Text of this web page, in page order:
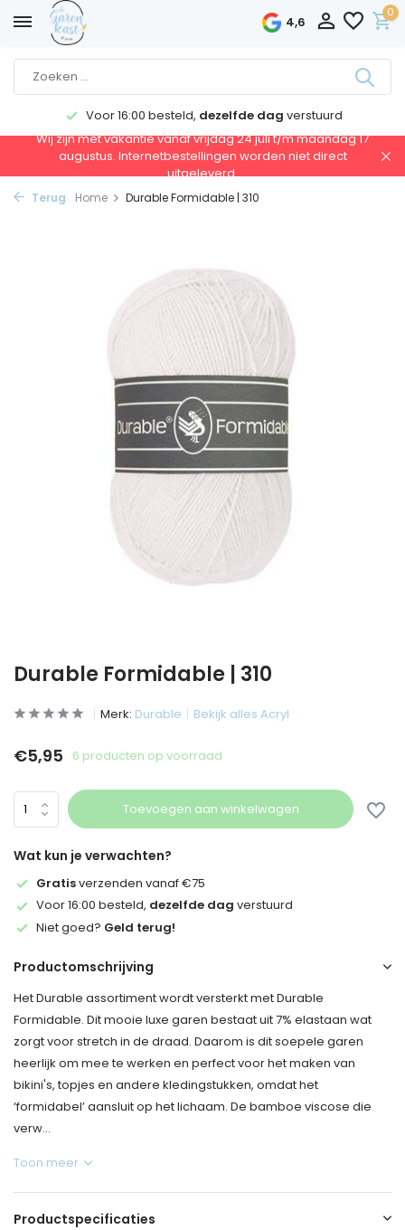
4,6
0
Voor 16:00 besteld, dezelfde dag verstuurd
Wij zijn met vakantie vanaf vrijdag 24 juli t/m maandag 17
augustus. Internetbestellingen worden niet direct
uitgeleverd.
Terug Home Durable Formidable | 310
Durable Formidable | 310
Merk: Durable Bekijk alles Acryl
€5,95 6 producten op voorraad
Toevoegen aan winkelwagen
Wat kun je verwachten?
Gratisverzenden vanaf €75
Voor 16:00 besteld, dezelfde dag verstuurd
Niet goed? Geld terug!
Productomschrijving
Het Durable assortiment wordt versterkt met Durable
Formidable. Dit mooie luxe garen bestaat uit 7% elastaan wat
zorgt voor stretch in de draad. Daarom is dit soepele garen
heerlijk om mee te werken en perfect voor het maken van
bikini's, topjes en andere kledingstukken, omdat het
‘formidabel’ aansluit op het lichaam. De bamboe viscose die
verw...
Toon meer
Productspecificaties